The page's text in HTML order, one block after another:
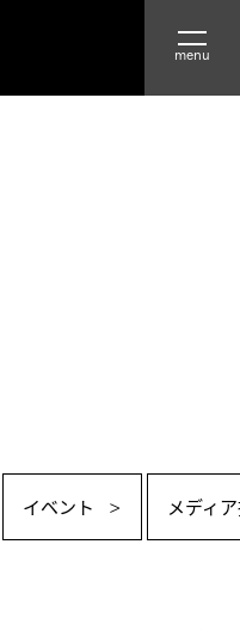
イベント メディ